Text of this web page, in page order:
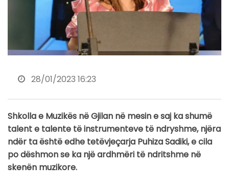
28/01/2023 16:23
Shkolla e Muzikës në Gjilan në mesin e saj ka shumë
talent e talente të instrumenteve të ndryshme, njëra
ndër ta është edhe tetëvjeçarja Puhiza Sadiki, e cila
po dëshmon se ka një ardhmëri të ndritshme në
skenën muzikore.